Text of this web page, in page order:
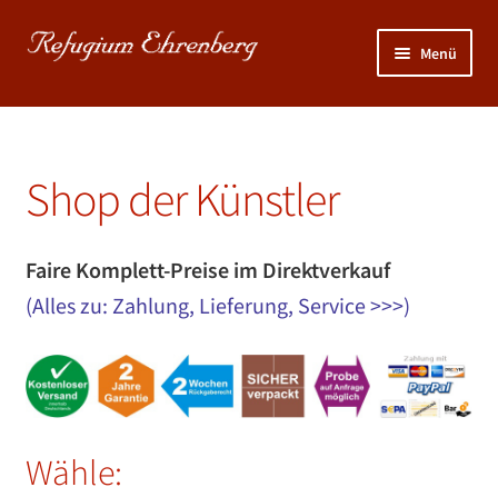
Zur
Navigation
Zum
Inhalt
Menü
NATUR: KunstGarten >>>
KUNST: Atelier >>>
Shop der Künstler
Faire Komplett-Preise im Direktverkauf
(Alles zu: Zahlung, Lieferung, Service >>>)
Wähle: